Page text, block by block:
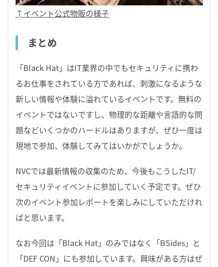
↑イベント公式物販の様子
まとめ
「Black Hat」はIT業界の中でもセキュリティに携わ
るお仕事をされている方であれば、刺激になるような
新しい情報や体験に溢れているイベントです。無料の
イベントではないですし、物理的な距離や言語的な問
題などいくつかのハードルはありますが、ぜひ一度は
現地で参加、体験してみてはいかがでしょうか。
NVCでは最新情報の収集のため、今後もこうしたIT/
セキュリティイベントに参加していく予定です。ぜひ
次のイベント参加レポートを楽しみにしていただけれ
ばと思います。
なお今回は「Black Hat」のみではなく「BSides」と
「DEF CON」にも参加しています。興味がある方はぜ